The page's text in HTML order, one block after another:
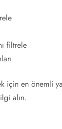
filtrele
için en önemli
alın.